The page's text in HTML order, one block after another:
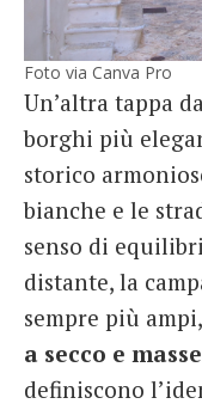
Foto via Canva Pro
Un’altra tappa
borghi più
storico
bianche e le
senso di
distante, la
sempre più
a secco e
definiscono